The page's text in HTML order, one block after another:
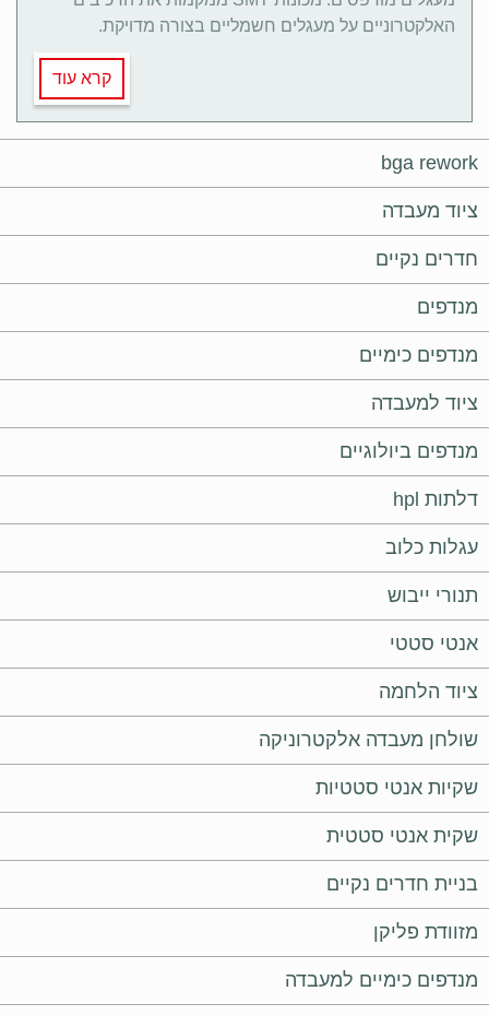
bga rework
ציוד מעבדה
חדרים נקיים
מנדפים
מנדפים כימיים
ציוד למעבדה
מנדפים ביולוגיים
דלתות hpl
עגלות כלוב
תנורי ייבוש
אנטי סטטי
ציוד הלחמה
שולחן מעבדה אלקטרוניקה
שקיות אנטי סטטיות
שקית אנטי סטטית
בניית חדרים נקיים
מזוודת פליקן
מנדפים כימיים למעבדה
האלקטרוניים על מעגלים חשמליים בצורה מדויקת.
קרא עוד